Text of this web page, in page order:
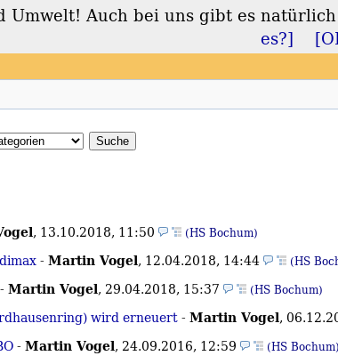
Umwelt
, 13.10.2018, 11:50 (HS Bochum)
- Martin Vogel, 12.04.2018, 14:44 (HS
- Martin Vogel, 29.04.2018, 15:37 (HS Bochum)
wird erneuert- Martin Vogel,
- Martin Vogel, 24.09.2016, 12:59 (HS Bochum)
Umwelt! Auch bei uns gibt es
es?]